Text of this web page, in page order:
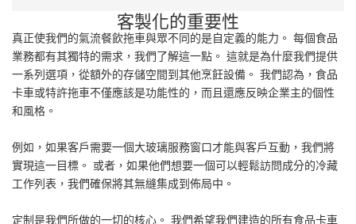
客製化的重要性
真正使我們的氣流餐飲拖車與眾不同的是自定義的能力。 每個食品
業務都有其獨特的需求，我們了解這一點。 這就是為什麼我們提供
一系列選項，從額外的存儲空間到其他烹飪設備。 我們認為，食品
卡車或特許拖車不僅應該是功能性的，而且還應反映企業主的個性
和風格。
例如，如果客戶需要一個大玻璃服務窗口才能與客戶互動，我們將
實現這一目標。 或者，如果他們想要一個可以輕鬆訪問成分的冷藏
工作列表，我們確保將其無縫集成到佈局中。
定制是我們所做的一切的核心。 我們希望我們建造的所有食品卡車